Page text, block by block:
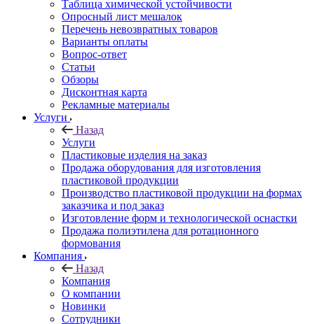
Таблица химической устойчивости
Опросный лист мешалок
Перечень невозвратных товаров
Варианты оплаты
Вопрос-ответ
Статьи
Обзоры
Дисконтная карта
Рекламные материалы
Услуги
Назад
Услуги
Пластиковые изделия на заказ
Продажа оборудования для изготовления
пластиковой продукции
Производство пластиковой продукции на формах
заказчика и под заказ
Изготовление форм и технологической оснастки
Продажа полиэтилена для ротационного
формования
Компания
Назад
Компания
О компании
Новинки
Сотрудники